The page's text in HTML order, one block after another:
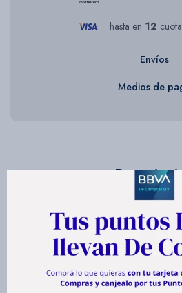
hasta en 12
Envíos
Medios de
Licuadora
Disfruta de una mayor eficiencia y
batidora Arno Power Mix. Equipada con
cuchillas de acero inoxidable Zelkrom de
una resistencia y durabilidad